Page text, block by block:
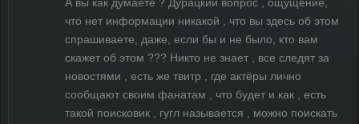
А вы как думаете ? Дурацкий вопрос , ощущение,
что нет информации никакой , что вы здесь об этом
спрашиваете, даже, если бы и не было, кто вам
скажет об этом ??? Никто не знает , все следят за
новостями , есть же твитр , где актёры лично
сообщают своим фанатам , что будет и как , есть
такой поисковик , гугл называется , можно поискать